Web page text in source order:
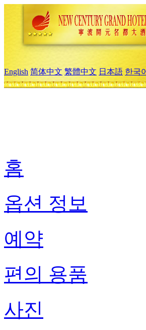
English 简体中文 繁體中文 日本語 한국
홈
옵션 정보
예약
편의 용품
사진